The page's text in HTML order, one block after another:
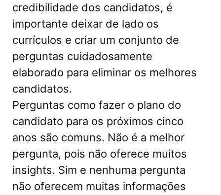
credibilidade dos candidatos, é
importante deixar de lado os
currículos e criar um conjunto de
perguntas cuidadosamente
elaborado para eliminar os melhores
candidatos.
Perguntas como fazer o plano do
candidato para os próximos cinco
anos são comuns. Não é a melhor
pergunta, pois não oferece muitos
insights. Sim e nenhuma pergunta
não oferecem muitas informações